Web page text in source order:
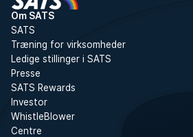
Om SATS
SATS
Træning for virksomheder
Ledige stillinger i SATS
Presse
SATS Rewards
Investor
WhistleBlower
Centre